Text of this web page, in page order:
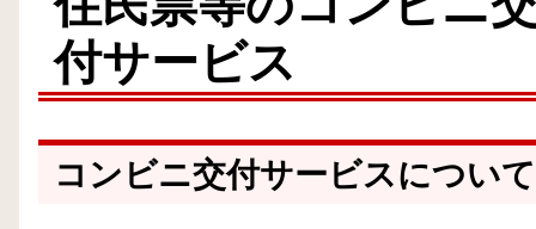
付サービス
コンビニ交付サービスについて